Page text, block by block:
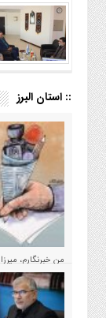
:: استان البرز
من خبرنگارم،
مسئولان نیستم!